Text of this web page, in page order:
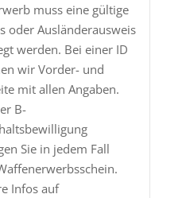
muss eine gültige
oder Ausländerausweis
werden. Bei einer ID
wir Vorder- und
mit allen Angaben.
B-
Sie in jedem Fall
Infos auf